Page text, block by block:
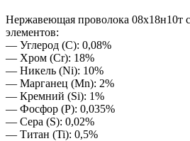
Нержавеющая проволока 08х18н10т
элементов:
— Углерод (C): 0,08%
— Хром (Cr): 18%
— Никель (Ni): 10%
— Марганец (Mn): 2%
— Кремний (Si): 1%
— Фосфор (P): 0,035%
— Серa (S): 0,02%
— Титан (Ti): 0,5%